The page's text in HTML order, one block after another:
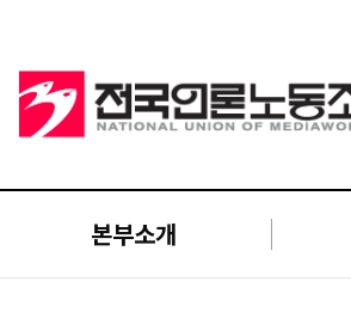
본부소개